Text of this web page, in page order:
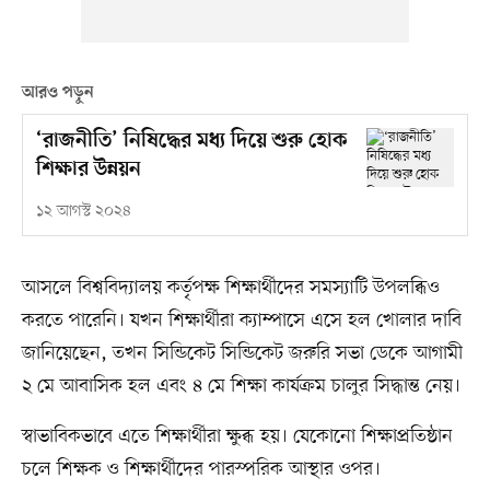
আরও পড়ুন
‘রাজনীতি’ নিষিদ্ধের মধ্য দিয়ে শুরু হোক
শিক্ষার উন্নয়ন
১২ আগস্ট ২০২৪
আসলে বিশ্ববিদ্যালয় কর্তৃপক্ষ শিক্ষার্থীদের সমস্যাটি উপলব্ধিও
করতে পারেনি। যখন শিক্ষার্থীরা ক্যাম্পাসে এসে হল খোলার দাবি
জানিয়েছেন, তখন সিন্ডিকেট সিন্ডিকেট জরুরি সভা ডেকে আগামী
২ মে আবাসিক হল এবং ৪ মে শিক্ষা কার্যক্রম চালুর সিদ্ধান্ত নেয়।
স্বাভাবিকভাবে এতে শিক্ষার্থীরা ক্ষুব্ধ হয়। যেকোনো শিক্ষাপ্রতিষ্ঠান
চলে শিক্ষক ও শিক্ষার্থীদের পারস্পরিক আস্থার ওপর।